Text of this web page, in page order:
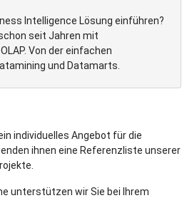
Intelligence Lösung einführen?
seit Jahren mit
Von der einfachen
und Datamarts.
individuelles Angebot für die
ihnen eine Referenzliste unserer
unterstützen wir Sie bei Ihrem